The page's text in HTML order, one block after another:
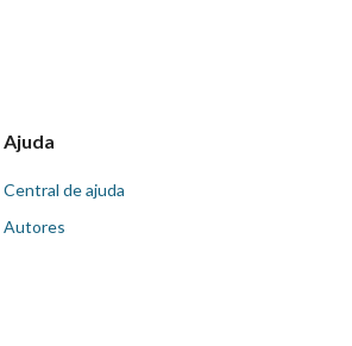
Ajuda
Central de ajuda
Autores